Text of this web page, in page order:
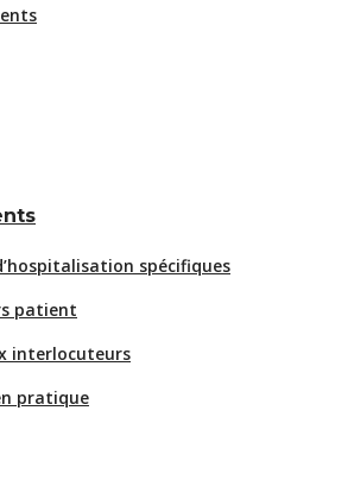
spécifiques
patient
interlocuteurs
pratique